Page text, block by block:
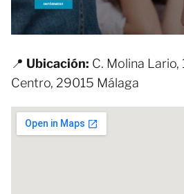
📍 Ubicación: C. Molina Lario,
Centro, 29015 Málaga